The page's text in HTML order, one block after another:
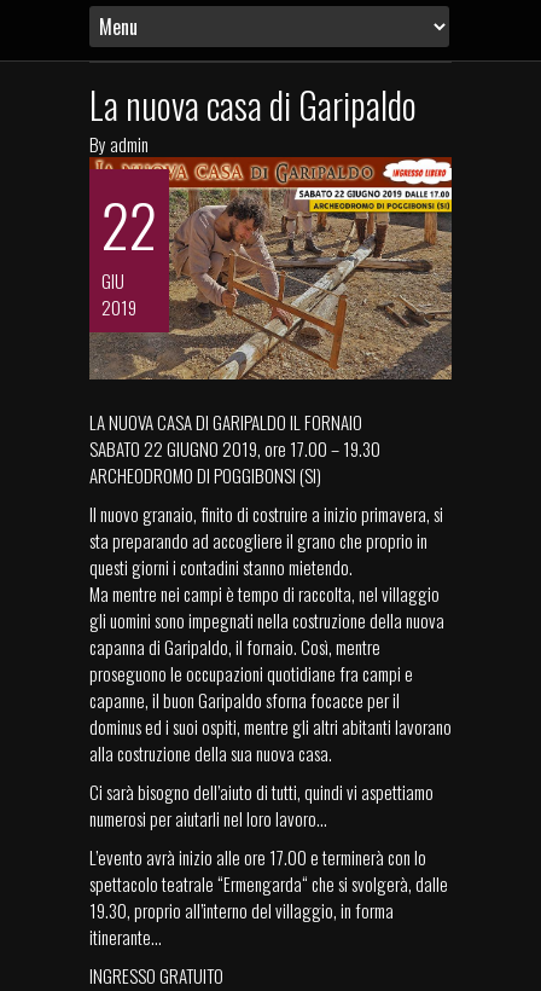
La nuova casa di Garipaldo
By admin
22
GIU
2019
LA NUOVA CASA DI GARIPALDO IL FORNAIO
SABATO 22 GIUGNO 2019, ore 17.00 – 19.30
ARCHEODROMO DI POGGIBONSI (SI)
Il nuovo granaio, finito di costruire a inizio primavera, si
sta preparando ad accogliere il grano che proprio in
questi giorni i contadini stanno mietendo.
Ma mentre nei campi è tempo di raccolta, nel villaggio
gli uomini sono impegnati nella costruzione della nuova
capanna di Garipaldo, il fornaio. Così, mentre
proseguono le occupazioni quotidiane fra campi e
capanne, il buon Garipaldo sforna focacce per il
dominus ed i suoi ospiti, mentre gli altri abitanti lavorano
alla costruzione della sua nuova casa.
Ci sarà bisogno dell’aiuto di tutti, quindi vi aspettiamo
numerosi per aiutarli nel loro lavoro...
L’evento avrà inizio alle ore 17.00 e terminerà con lo
spettacolo teatrale “Ermengarda“ che si svolgerà, dalle
19.30, proprio all’interno del villaggio, in forma
itinerante…
INGRESSO GRATUITO